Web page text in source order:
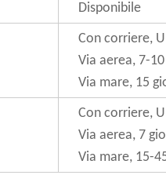
Disponibile
Con corriere,
Via aerea, 7-
Via mare, 15
Con corriere,
Via aerea, 7
Via mare, 15-